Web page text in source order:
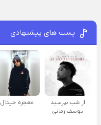
پست های پیشنهادی
از شب بپرسید
یوسف زمانی
معجزه جیدال